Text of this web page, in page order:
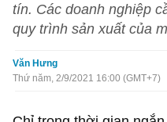
tín. Các doanh nghiệp
quy trình sản xuất của
Văn Hưng
Thứ năm, 2/9/2021 16:00 (GMT+7)